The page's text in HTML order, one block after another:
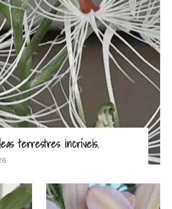
terrestres incríveis.